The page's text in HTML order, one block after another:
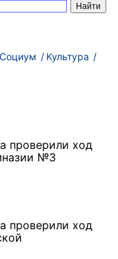
Социум
Культура
проверили ход
№3
проверили ход